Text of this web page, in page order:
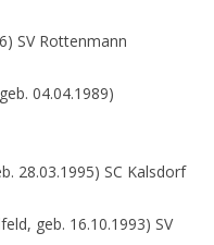
SV Rottenmann
04.04.1989)
28.03.1995) SC Kalsdorf
geb. 16.10.1993) SV